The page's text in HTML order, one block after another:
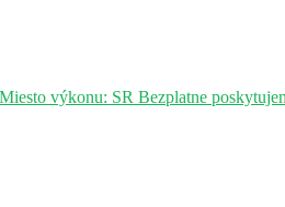
výkonu: SR Bezplatne